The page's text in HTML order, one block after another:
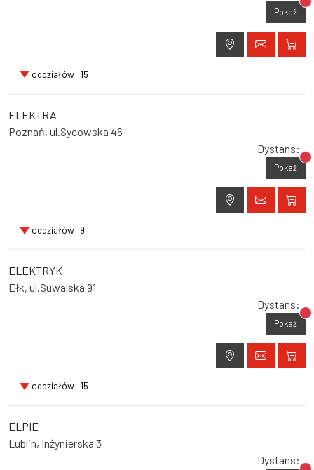
Pokaż
oddziałów: 15
ELEKTRA
Poznań, ul.Sycowska 46
Dystans:
Pokaż
oddziałów: 9
ELEKTRYK
Ełk, ul.Suwalska 91
Dystans:
Pokaż
oddziałów: 15
ELPIE
Lublin, Inżynierska 3
Dystans: